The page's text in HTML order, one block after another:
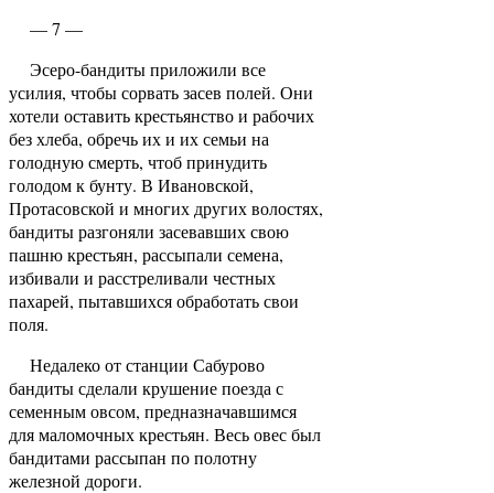
— 7 —
Эсеро-бандиты приложили все
усилия, чтобы сорвать засев полей. Они
хотели оставить крестьянство и рабочих
без хлеба, обречь их и их семьи на
голодную смерть, чтоб принудить
голодом к бунту. В Ивановской,
Протасовской и многих других во­лостях,
бандиты разгоняли засевавших свою
пашню крестьян, рассыпали семена,
избивали и расстрели­вали честных
пахарей, пытавшихся обработать свои
поля.
Недалеко от станции Сабурово
бандиты сдела­ли крушение поезда с
семенным овсом, предназна­чавшимся
для маломочных крестьян. Весь овес был
бандитами рассыпан по полотну
железной дороги.